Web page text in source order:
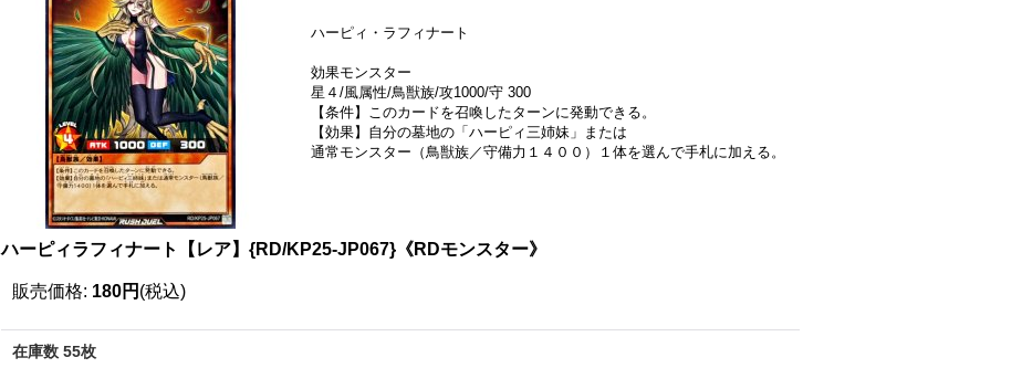
ハーピィ・ラフィナート
効果モンスター
星４/風属性/鳥獣族/攻1000/守 300
【条件】このカードを召喚したターンに発動できる。
【効果】自分の墓地の「ハーピィ三姉妹」または
通常モンスター（鳥獣族／守備力１４００）１体を選んで手札に加える。
ハーピィラフィナート【レア】{RD/KP25-JP067}《RDモンスター》
販売価格: 180円 (税込)
在庫数 55枚